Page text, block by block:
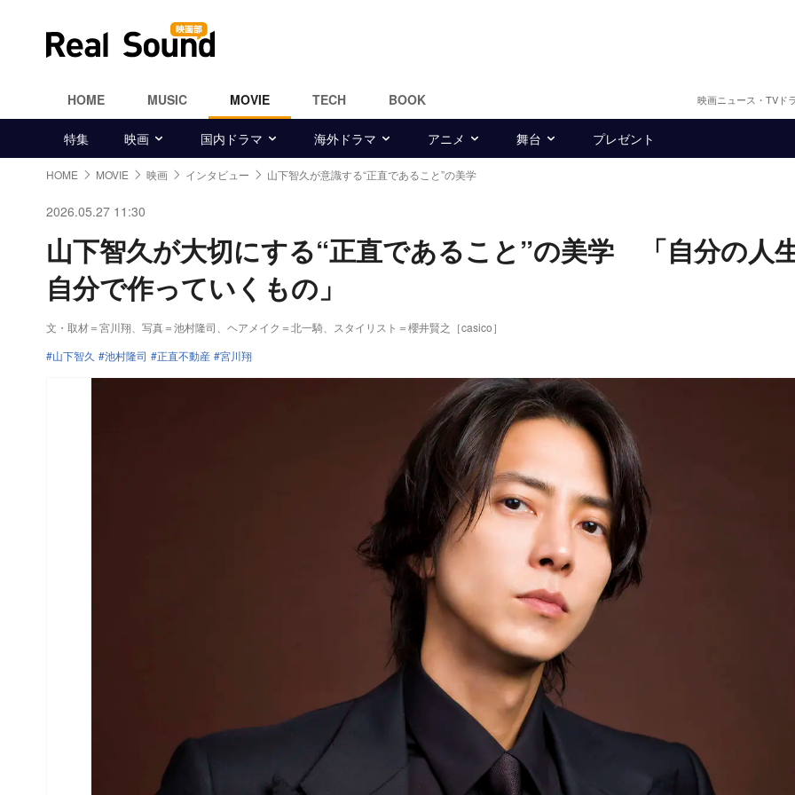
HOME MUSIC MOVIE TECH BOOK 映画ニュース・TVド
特集 映画 国内ドラマ 海外ドラマ アニメ 舞台 プレゼント
HOME MOVIE 映画 インタビュー 山下智久が意識する“正直であること”の美学
2026.05.27 11:30
山下智久が大切にする“正直であること”の美学 「自分の人
自分で作っていくもの」
文・取材＝宮川翔 写真＝池村隆司
、ヘアメイク＝北一騎、スタイリスト＝櫻井賢之［casico］
山下智久
池村隆司 正直不動産 宮川翔